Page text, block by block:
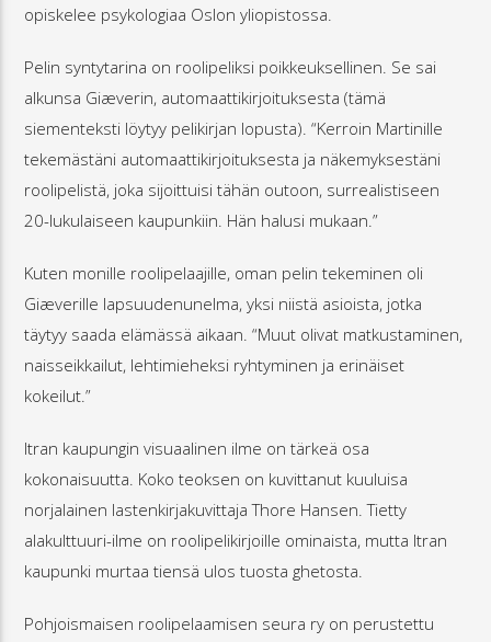
opiskelee psykologiaa Oslon yliopistossa.
Pelin syntytarina on roolipeliksi poikkeuksellinen. Se sai
alkunsa Giæverin, automaattikirjoituksesta (tämä
siementeksti löytyy pelikirjan lopusta). “Kerroin Martinille
tekemästäni automaattikirjoituksesta ja näkemyksestäni
roolipelistä, joka sijoittuisi tähän outoon, surrealistiseen
20-lukulaiseen kaupunkiin. Hän halusi mukaan.”
Kuten monille roolipelaajille, oman pelin tekeminen oli
Giæverille lapsuudenunelma, yksi niistä asioista, jotka
täytyy saada elämässä aikaan. “Muut olivat matkustaminen,
naisseikkailut, lehtimieheksi ryhtyminen ja erinäiset
kokeilut.”
Itran kaupungin visuaalinen ilme on tärkeä osa
kokonaisuutta. Koko teoksen on kuvittanut kuuluisa
norjalainen lastenkirjakuvittaja Thore Hansen. Tietty
alakulttuuri-ilme on roolipelikirjoille ominaista, mutta Itran
kaupunki murtaa tiensä ulos tuosta ghetosta.
Pohjoismaisen roolipelaamisen seura ry on perustettu